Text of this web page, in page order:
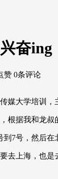
奋ing
赞 0条评论
媒大学培训
根据我和龙
到7号，然后
去上海，也